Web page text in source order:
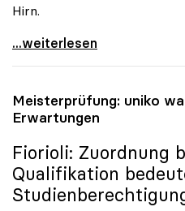
Hirn.
Hochschulpolitik in
...weiterlesen
Meisterprüfung: uniko
Erwartungen
Fiorioli: Zuordnung
Qualifikation